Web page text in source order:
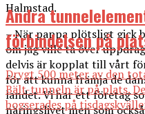
Halmstad.
– När pappa plötsligt gick
om jag ville ta över
delvis är kopplat till vårt
för att kunna främja de
landet. Vi har ett företag
näringslivet men som
Andra
förbindelsen på
Drygt 500 meter av den
Bält-tunneln är på plats.
bogserades på